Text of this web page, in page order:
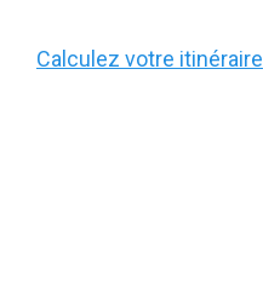
Calculez votre itinéraire